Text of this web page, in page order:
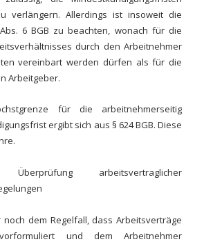
verlängern. Allerdings ist insoweit die
6 BGB zu beachten, wonach für die
durch den Arbeitnehmer
vereinbart werden dürfen als für die
Arbeitgeber.
für die arbeitnehmerseitig
ergibt sich aus § 624 BGB. Diese
arbeitsvertraglicher
noch dem Regelfall, dass Arbeitsverträge
und dem Arbeitnehmer